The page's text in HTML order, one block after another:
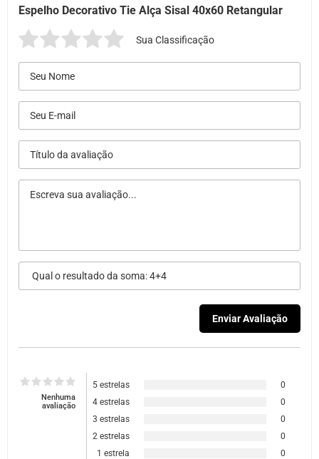
Espelho Decorativo Tie Alça Sisal 40x60 Retangular
Sua Classificação
Nenhuma
avaliação
5 estrelas
0
4 estrelas
0
3 estrelas
0
2 estrelas
0
1 estrela
0